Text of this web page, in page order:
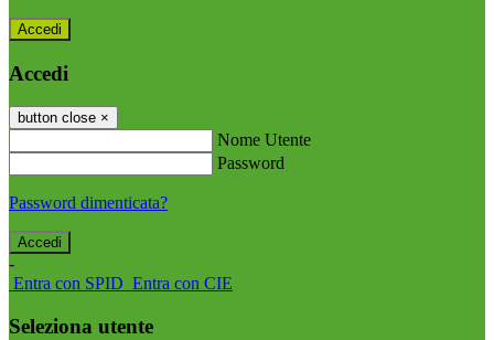
Accedi
Accedi
button close ×
Nome Utente
Password
Password dimenticata?
-
Entra con SPID Entra con CIE
Seleziona utente